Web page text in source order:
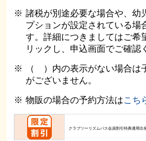
諸税が別途必要な場合や、幼
プションが設定されている場
す。詳細につきましてはご希
リックし、申込画面でご確認
（ ）内の表示がない場合は
がございません。
物販の場合の予約方法はこち
クラブツーリズムパス会員割引特典適用出